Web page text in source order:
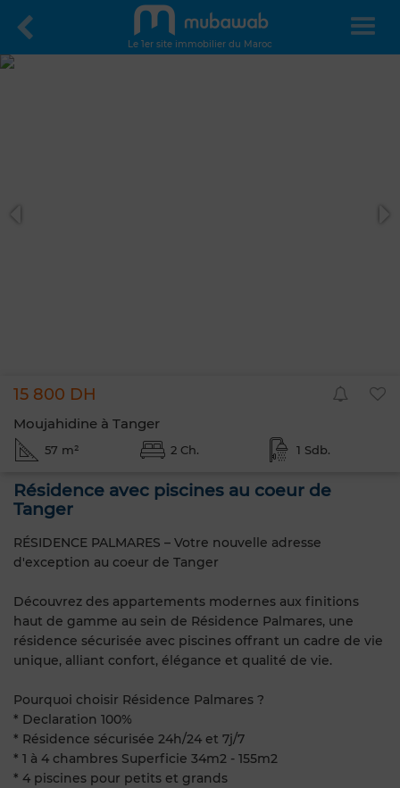
Le 1er site immobilier du Maroc
15 800 DH
Moujahidine à Tanger
57 m² 2 Ch. 1 Sdb.
Résidence avec piscines au coeur de
Tanger
RÉSIDENCE PALMARES – Votre nouvelle adresse
d'exception au coeur de Tanger
Découvrez des appartements modernes aux finitions
haut de gamme au sein de Résidence Palmares, une
résidence sécurisée avec piscines offrant un cadre de vie
unique, alliant confort, élégance et qualité de vie.
Pourquoi choisir Résidence Palmares ?
* Declaration 100%
* Résidence sécurisée 24h/24 et 7j/7
* 1 à 4 chambres Superficie 34m2 - 155m2
* 4 piscines pour petits et grands